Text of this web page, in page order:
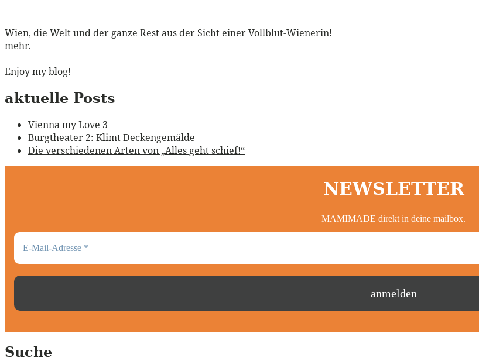
Wien, die Welt und der ganze Rest aus der Sicht einer Vollblut-Wienerin!
mehr.
Enjoy my blog!
aktuelle Posts
Vienna my Love 3
Burgtheater 2: Klimt Deckengemälde
Die verschiedenen Arten von „Alles geht schief!“
NEWSLETTER
MAMIMADE direkt in deine mailbox.
Suche